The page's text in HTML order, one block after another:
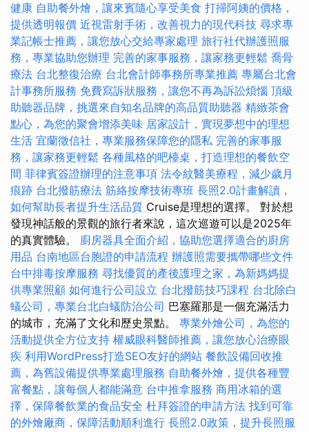
健康 自助餐外燴，讓來賓隨心享受美食 打掃阿姨的價格，
提供透明報價 近視雷射手術，改善視力的現代科技 尋求專
業記帳士推薦，讓您放心交給專家處理 旅行社代辦護照服
務，專業協助您辦理 完善的家事服務，讓家務更輕鬆 喬骨
療法 台北整復治療 台北會計師事務所專業推薦 專屬台北會
計事務所服務 免費寫訴狀服務，讓您不再為訴訟煩惱 頂級
助聽器品牌，挑選來自知名品牌的高品質助聽器 精緻茶會
點心，為您的聚會增添美味 居家設計，實現夢想中的理想
生活 宜蘭徵信社，專業服務保障您的隱私 完善的家事服
務，讓家務更輕鬆 各種風格的吧檯桌，打造理想的餐飲空
間 菲律賓簽證辦理的注意事項 法令紋醫美療程，減少歲月
痕跡 台北撥筋療法 筋絡按摩技術專班 長照2.0計畫解讀，
如何幫助長者提升生活品質 Cruise是理想的選擇。 對於想
發現神話般的景觀的旅行者來說，這次巡遊可以是2025年
的真實體驗。 廚房器具全面介紹，協助您選擇適合的廚房
用品 台南地區台胞證的申請流程 辦護照需要攜帶哪些文件
台中排毒按摩服務 尋找優質的產後護理之家，為新媽媽提
供專業照顧 如何進行公司設立 台北撥筋技巧課程 台北除白
蟻公司，專業台北白蟻防治公司 巴塞羅那是一個充滿活力
的城市，充滿了文化和歷史景點。 專業外燴公司，為您的
活動提供全方位支持 權威眼科醫師推薦，讓您放心治療眼
疾 利用WordPress打造SEO友好的網站 餐飲設備回收推
薦，為舊設備提供專業處理服務 自助餐外燴，提供各種豐
富餐點，讓每個人都能滿意 台中推拿服務 商用冰箱的選
擇，保障餐飲業的食品安全 杜拜簽證的申請方法 找到可靠
的外燴廠商，保障活動順利進行 長照2.0政策，提升長照服